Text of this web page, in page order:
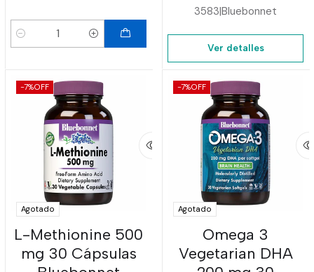
Cantidad
3583|Bluebonnet
Ver detalles
-7%OFF
Agotado
L-Methionine 500
mg 30 Cápsulas
-7%OFF
Agotado
Omega 3
Vegetarian DHA